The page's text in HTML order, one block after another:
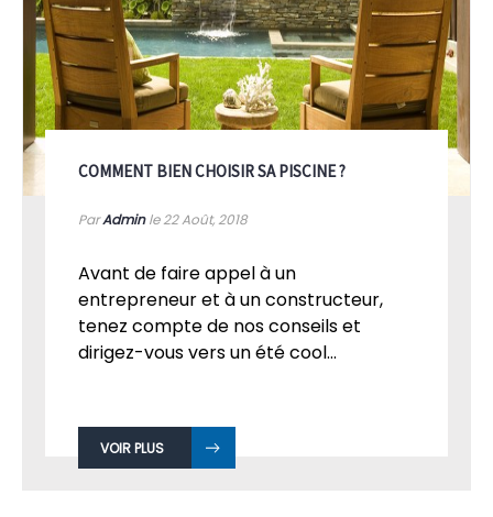
COMMENT BIEN CHOISIR SA PISCINE ?
ParAdminle 22Août, 2018
Avant de faire appel à un
entrepreneur et à un constructeur,
tenez compte de nos conseils et
dirigez-vous vers un été cool...
VOIR PLUS